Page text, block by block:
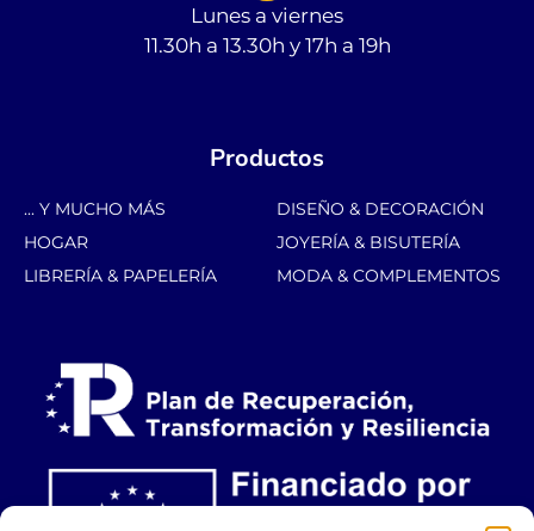
Lunes a viernes
11.30h a 13.30h y 17h a 19h
Productos
... Y MUCHO MÁS
DISEÑO & DECORACIÓN
HOGAR
JOYERÍA & BISUTERÍA
LIBRERÍA & PAPELERÍA
MODA & COMPLEMENTOS